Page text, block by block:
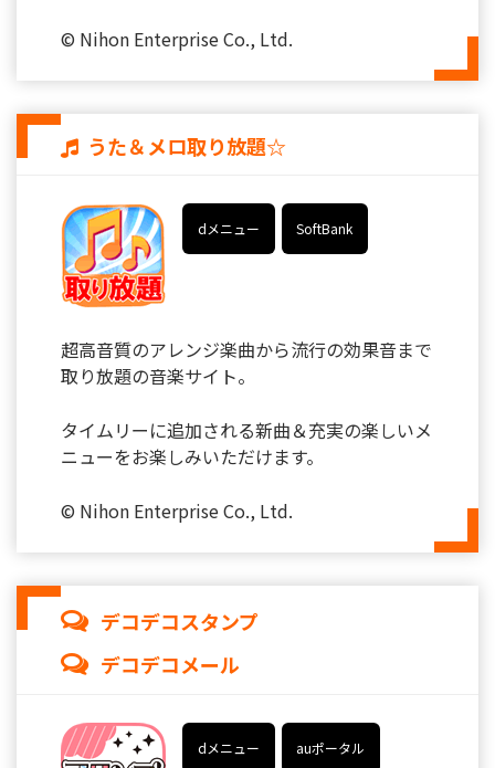
© Nihon Enterprise Co., Ltd.
うた＆メロ取り放題☆
dメニュー SoftBank
超高音質のアレンジ楽曲から流行の効果音まで
取り放題の音楽サイト。
タイムリーに追加される新曲＆充実の楽しいメ
ニューをお楽しみいただけます。
© Nihon Enterprise Co., Ltd.
デコデコスタンプ
デコデコメール
dメニュー auポータル